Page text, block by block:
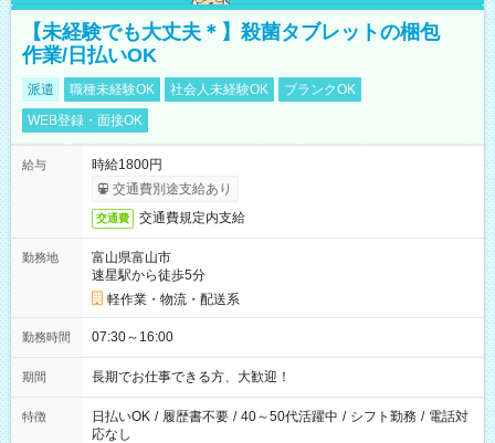
【未経験でも大丈夫＊】殺菌タブレットの梱包
作業/日払いOK
派遣 職種未経験OK 社会人未経験OK
ブランクOK
WEB登録・面接OK
給与
時給1800円
交通費別途支給あり
交通費 交通費規定内支給
勤務地
富山県富山市
速星駅から徒歩5分
軽作業・物流・配送系
勤務時間 07:30～16:00
期間 長期でお仕事できる方、大歓迎！
特徴 日払いOK / 履歴書不要 / 40～50代活躍中 / シフト勤務 / 電話対
応なし